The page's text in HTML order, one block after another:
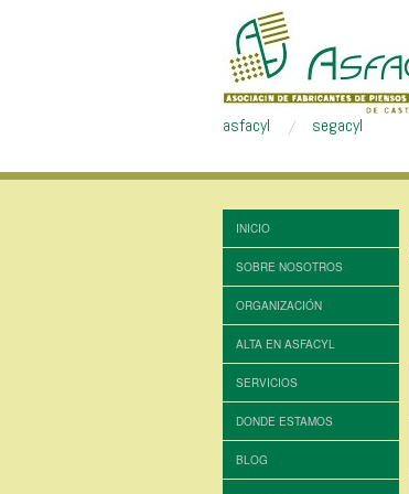
asfacyl segacyl
INICIO
SOBRE NOSOTROS
ORGANIZACIÓN
ALTA EN ASFACYL
SERVICIOS
DONDE ESTAMOS
BLOG